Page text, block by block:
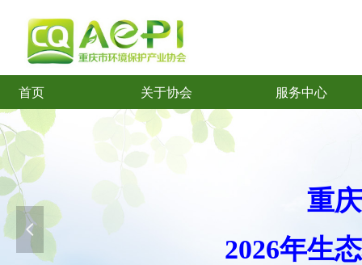
首页
首页
关于协会
关于协会
服务中心
重
2026年生
넳